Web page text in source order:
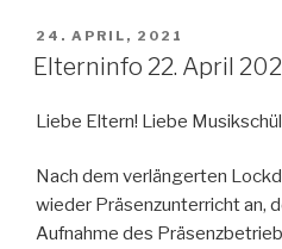
VERÖFFENTLICHT
AM
24. APRIL, 2021
Elterninfo 22. April
Liebe Eltern! Liebe
Nach dem verlängerten
wieder Präsenzunterricht an,
Aufnahme des